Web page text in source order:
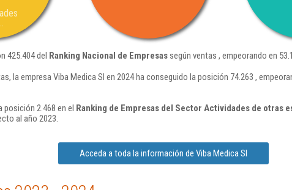
425.404 del Ranking Nacional de Empresassegún ventas , empeorando en
la empresa Viba Medica Sl en 2024 ha conseguido la posición 74.263 ,
posición 2.468 en el Ranking de Empresas del Sector Actividades de otras
al año 2023.
Acceda a toda la información de Viba Medica Sl